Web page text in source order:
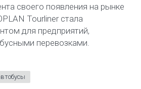
своего появления на рынке
Tourliner стала
для предприятий,
перевозками.